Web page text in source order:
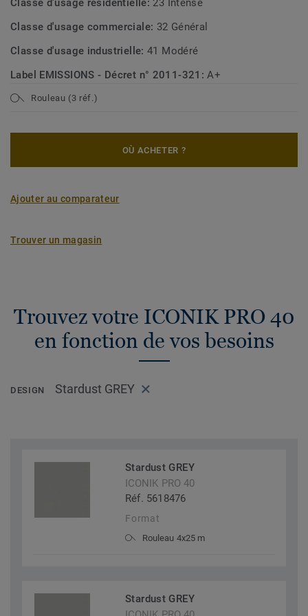
Classe d'usage résidentielle: 23 Intense
Classe d'usage commerciale: 32 Général
Classe d'usage industrielle:41 Modéré
Label EMISSIONS - Décret n° 2011-321:A+
Rouleau (3 réf.)
OÙ ACHETER ?
Ajouter au comparateur
Trouver un magasin
Trouvez votre ICONIK PRO 40
en fonction de vos besoins
DESIGN Stardust GREY
Stardust GREY
ICONIK PRO 40
Réf. 5618476
Format
Rouleau 4x25 m
Stardust GREY